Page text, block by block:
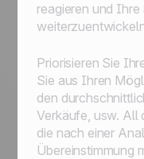
reagieren und
Priorisieren Sie
Sie aus Ihren
den
Verkäufe, usw. All
die nach einer
Übereinstimmung